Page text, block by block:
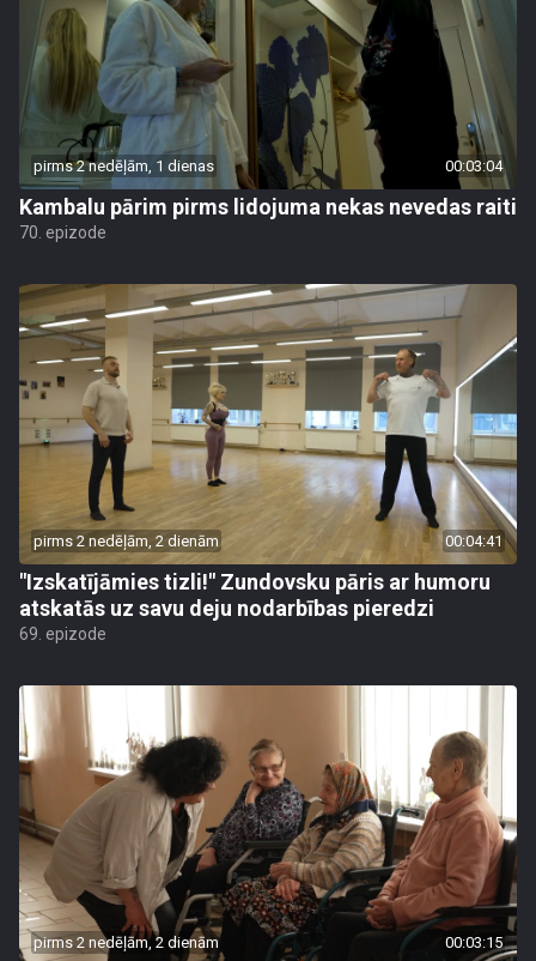
pirms 2 nedēļām, 1 dienas 00:03:04
Kambalu pārim pirms lidojuma nekas nevedas raiti
70. epizode
pirms 2 nedēļām, 2 dienām 00:04:41
"Izskatījāmies tizli!" Zundovsku pāris ar humoru
atskatās uz savu deju nodarbības pieredzi
69. epizode
pirms 2 nedēļām, 2 dienām 00:03:15